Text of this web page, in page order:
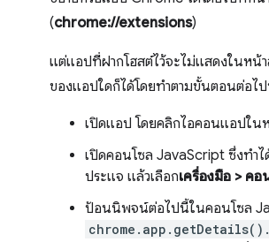
(chrome://extensions)
แต่แอปที่ฝากโฮสต์ไว้จะไม่แสดงในหน้
ของแอปใดก็ได้โดยทำตามขั้นตอนต่อไ
เปิดแอป โดยคลิกไอคอนแอปใน
เปิดคอนโซล JavaScript ซึ่งทำ
ประแจ แล้วเลือกเครื่องมือ > ค
ป้อนนิพจน์ต่อไปนี้ในคอนโซล